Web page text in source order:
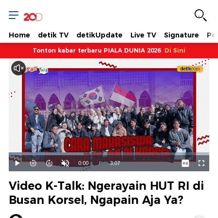
Home detik TV detikUpdate Live TV Signature
Tonton kabar terbaru PIALA DUNIA 2026 Di Sini
Mainkan
Suara
Hidup
Waktu
ini
0:00 / Durasi
3:07
Dimuat:
37.29%
Video K-Talk: Ngerayain HUT RI di
Busan Korsel, Ngapain Aja Ya?